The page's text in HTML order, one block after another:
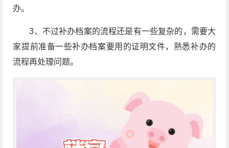
办。
3、不过补办档案的流程还是有一些复杂的，需要大
家提前准备一些补办档案要用的证明文件，熟悉补办的
流程再处理问题。